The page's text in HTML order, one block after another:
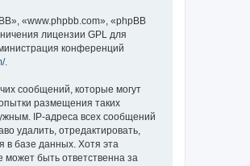
«www.phpbb.com», «phpBB
лицензии GPL для
конференций
.
сообщений, которые могут
размещения таких
IP-адреса всех сообщений
удалить, отредактировать,
в базе данных. Хотя эта
быть ответственна за